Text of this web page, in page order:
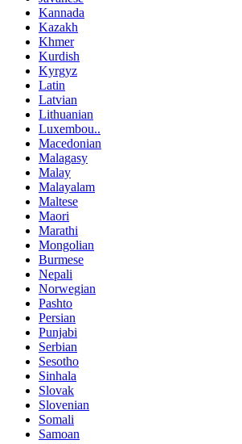
Kannada
Kazakh
Khmer
Kurdish
Kyrgyz
Latin
Latvian
Lithuanian
Luxembou..
Macedonian
Malagasy
Malay
Malayalam
Maltese
Maori
Marathi
Mongolian
Burmese
Nepali
Norwegian
Pashto
Persian
Punjabi
Serbian
Sesotho
Sinhala
Slovak
Slovenian
Somali
Samoan